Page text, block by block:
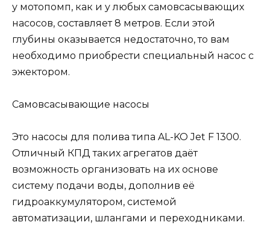
у мотопомп, как и у любых самовсасывающих
насосов, составляет 8 метров. Если этой
глубины оказывается недостаточно, то вам
необходимо приобрести специальный насос с
эжектором.
Самовсасывающие насосы
Это насосы для полива типа AL-KO Jet F 1300.
Отличный КПД таких агрегатов даёт
возможность организовать на их основе
систему подачи воды, дополнив её
гидроаккумулятором, системой
автоматизации, шлангами и переходниками.